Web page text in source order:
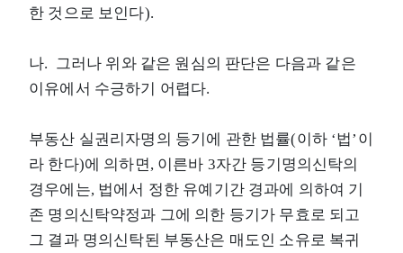
한 것으로 보인다).
나. 그러나 위와 같은 원심의 판단은 다음과 같은
이유에서 수긍하기 어렵다.
부동산 실권리자명의 등기에 관한 법률(이하 ‘법’이
라 한다)에 의하면, 이른바 3자간 등기명의신탁의
경우에는, 법에서 정한 유예기간 경과에 의하여 기
존 명의신탁약정과 그에 의한 등기가 무효로 되고
그 결과 명의신탁된 부동산은 매도인 소유로 복귀